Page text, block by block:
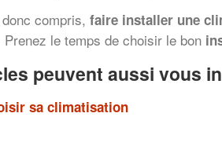
compris, faire installer une
Prenez le temps de choisir le bon
peuvent aussi vous
sa climatisation